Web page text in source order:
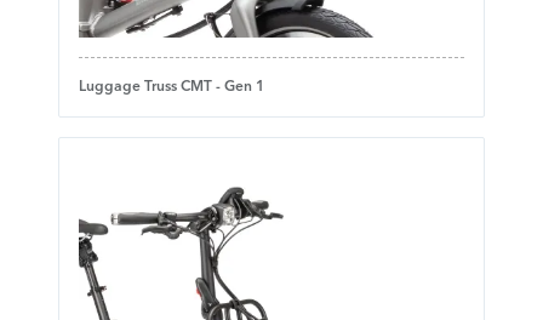
Luggage Truss CMT - Gen 1